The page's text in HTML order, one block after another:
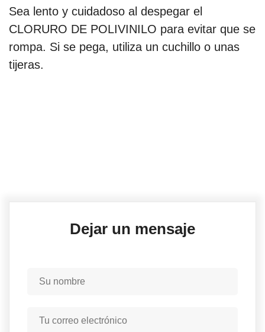
Sea lento y cuidadoso al despegar el
CLORURO DE POLIVINILO para evitar que se
rompa. Si se pega, utiliza un cuchillo o unas
tijeras.
Dejar un mensaje